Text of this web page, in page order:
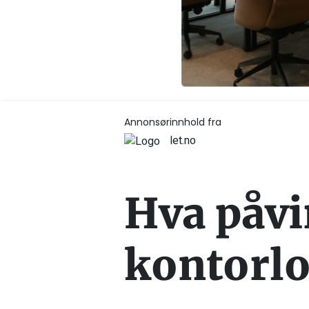
Annonsørinnhold fra
let.no
Hva